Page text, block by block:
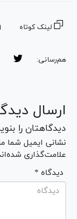
لینک کوتاه
هم‌رسانی:
ارسال
دیدگاهتان را
نشانی ایمیل شما
علامت‌گذاری
* دیدگاه